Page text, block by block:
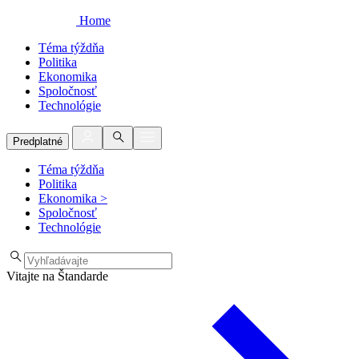
Home
Téma týždňa
Politika
Ekonomika
Spoločnosť
Technológie
Predplatné
Téma týždňa
Politika
Ekonomika >
Spoločnosť
Technológie
Vitajte na Štandarde